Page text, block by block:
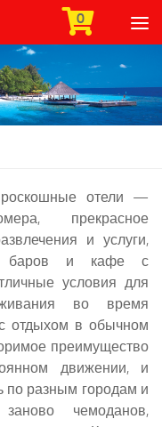
0
отели —
прекрасное
и услуги,
баров и кафе с
условия для
во время
отдыхом в обычном
преимущество
движении, и
по разным городам и
чемоданов,